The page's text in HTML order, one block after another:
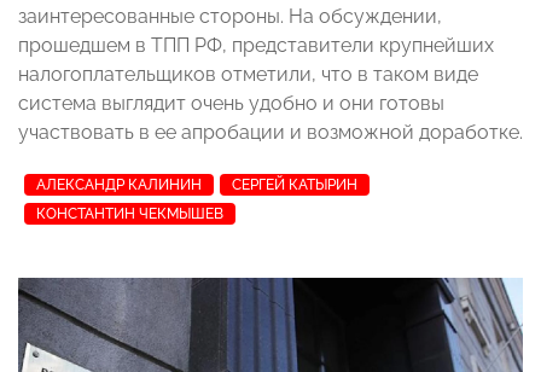
заинтересованные стороны. На обсуждении,
прошедшем в ТПП РФ, представители крупнейших
налогоплательщиков отметили, что в таком виде
система выглядит очень удобно и они готовы
участвовать в ее апробации и возможной доработке.
АЛЕКСАНДР КАЛИНИН
СЕРГЕЙ КАТЫРИН
КОНСТАНТИН ЧЕКМЫШЕВ